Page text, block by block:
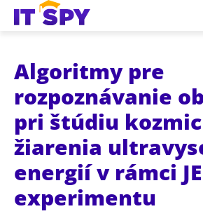
Algoritmy pre
rozpoznávanie
pri štúdiu
žiarenia
energií v rámci
experimentu